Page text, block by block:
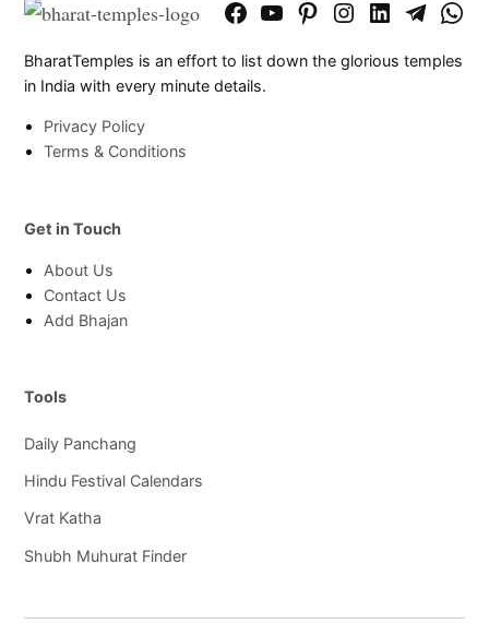
FacebookYouTubePinterestInstagram
LinkedInTelegram
BharatTemples is an effort to list down the glorious temples
in India with every minute details.
Privacy Policy
Terms & Conditions
Get in Touch
About Us
Contact Us
Add Bhajan
Tools
Daily Panchang
Hindu Festival Calendars
Vrat Katha
Shubh Muhurat Finder